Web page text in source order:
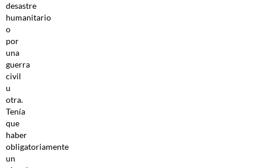
desastre
humanitario
o
por
una
guerra
civil
u
otra.
Tenía
que
haber
obligatoriamente
un